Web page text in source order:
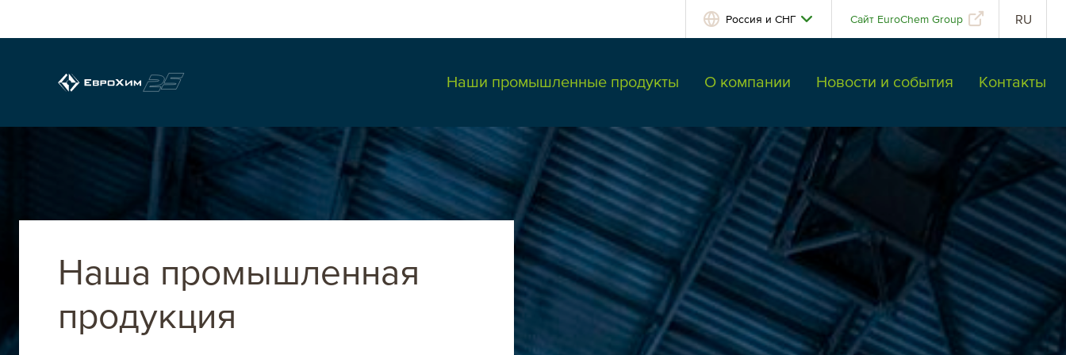
Россия и СНГ Сайт EuroChem Group RU
Наши промышленные продукты О компании Новости и события Контакты
Регионы продаж ЕвроХима
Европа
Франция
Россия и СНГ Латинская Америка
Аргентина
Бразилия
Наша промышленная
продукция